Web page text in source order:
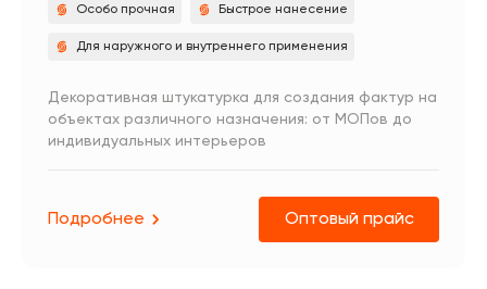
Особо прочная Быстрое нанесение
Для наружного и внутреннего применения
Декоративная штукатурка для создания фактур на
объектах различного назначения: от МОПов до
индивидуальных интерьеров
Подробнее Оптовый прайс